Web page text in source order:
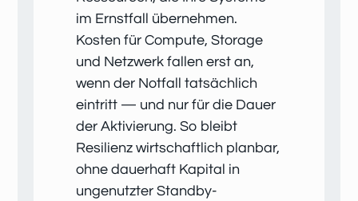
im Ernstfall übernehmen.
Kosten für Compute, Storage
und Netzwerk fallen erst an,
wenn der Notfall tatsächlich
eintritt — und nur für die Dauer
der Aktivierung. So bleibt
Resilienz wirtschaftlich planbar,
ohne dauerhaft Kapital in
ungenutzter Standby-